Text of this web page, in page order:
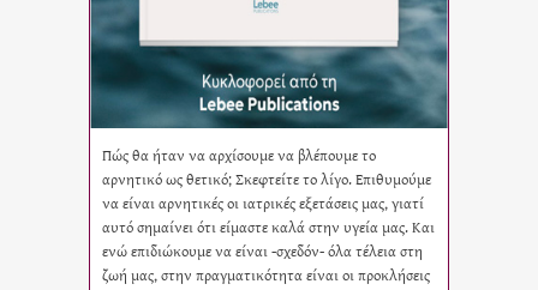
Πώς θα ήταν να αρχίσουμε να βλέπουμε το
αρνητικό ως θετικό; Σκεφτείτε το λίγο. Επιθυμούμε
να είναι αρνητικές οι ιατρικές εξετάσεις μας, γιατί
αυτό σημαίνει ότι είμαστε καλά στην υγεία μας. Και
ενώ επιδιώκουμε να είναι -σχεδόν- όλα τέλεια στη
ζωή μας, στην πραγματικότητα είναι οι προκλήσεις